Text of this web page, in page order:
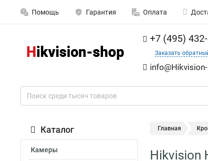
Помощь Гарантия Оплата
+7 (495)
Заказать
Каталог
Камеры
Главная
Hikvision